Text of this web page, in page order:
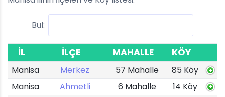
Bul:
İL İLÇE MAHALLE KÖY
Manisa Merkez 57 Mahalle
85 Köy
Manisa
Ahmetli 6 Mahalle
14 Köy